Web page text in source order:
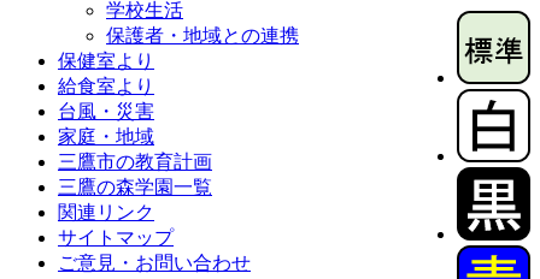
学校生活
保護者・地域との連携
保健室より
給食室より
台風・災害
家庭・地域
三鷹市の教育計画
三鷹の森学園一覧
関連リンク
サイトマップ
ご意見・お問い合わせ